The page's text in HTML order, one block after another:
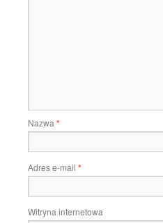
Nazwa *
Adres e-mail *
Witryna internetowa